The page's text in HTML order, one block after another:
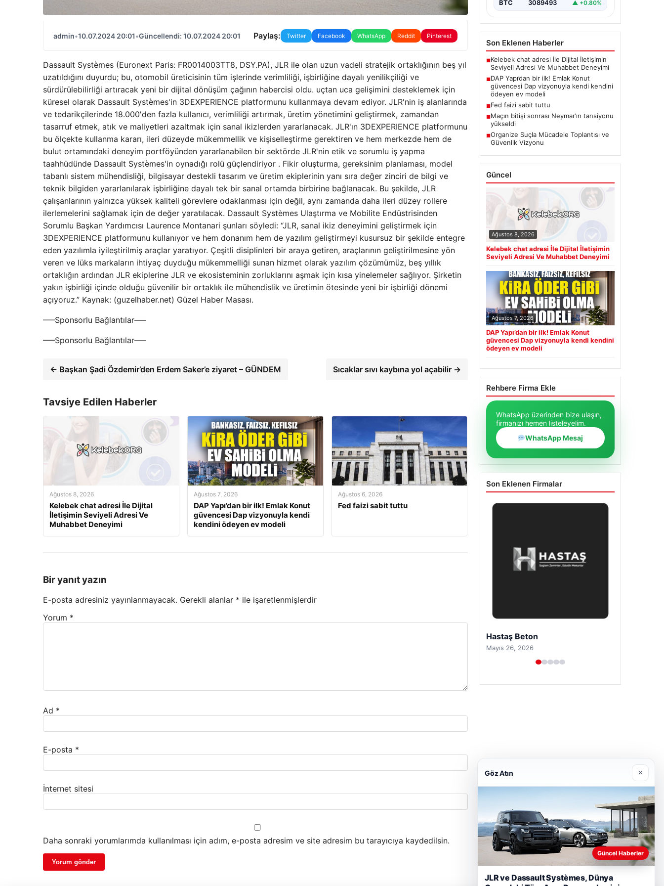
admin•10.07.2024 20:01•Güncellendi: 10.07.2024 20:01 Paylaş: Twitter Facebook WhatsApp Reddit Pinterest
Dassault Systèmes (Euronext Paris: FR0014003TT8, DSY.PA), JLR ile olan uzun vadeli stratejik ortaklığının beş yıl
uzatıldığını duyurdu; bu, otomobil üreticisinin tüm işlerinde verimliliği, işbirliğine dayalı yenilikçiliği ve
sürdürülebilirliği artıracak yeni bir dijital dönüşüm çağının habercisi oldu. uçtan uca gelişimini desteklemek için
küresel olarak Dassault Systèmes'in 3DEXPERIENCE platformunu kullanmaya devam ediyor. JLR'nin iş alanlarında
ve tedarikçilerinde 18.000'den fazla kullanıcı, verimliliği artırmak, üretim yönetimini geliştirmek, zamandan
tasarruf etmek, atık ve maliyetleri azaltmak için sanal ikizlerden yararlanacak. JLR'ın 3DEXPERIENCE platformunu
bu ölçekte kullanma kararı, ileri düzeyde mükemmellik ve kişiselleştirme gerektiren ve hem merkezde hem de
bulut ortamındaki deneyim portföyünden yararlanabilen bir sektörde JLR'nin etik ve sorumlu iş yapma
taahhüdünde Dassault Systèmes'in oynadığı rolü güçlendiriyor . Fikir oluşturma, gereksinim planlaması, model
tabanlı sistem mühendisliği, bilgisayar destekli tasarım ve üretim ekiplerinin yanı sıra değer zinciri de bilgi ve
teknik bilgiden yararlanılarak işbirliğine dayalı tek bir sanal ortamda birbirine bağlanacak. Bu şekilde, JLR
çalışanlarının yalnızca yüksek kaliteli görevlere odaklanması için değil, aynı zamanda daha ileri düzey rollere
ilerlemelerini sağlamak için de değer yaratılacak. Dassault Systèmes Ulaştırma ve Mobilite Endüstrisinden
Sorumlu Başkan Yardımcısı Laurence Montanari şunları söyledi: “JLR, sanal ikiz deneyimini geliştirmek için
3DEXPERIENCE platformunu kullanıyor ve hem donanım hem de yazılım geliştirmeyi kusursuz bir şekilde entegre
eden yazılımla iyileştirilmiş araçlar yaratıyor. Çeşitli disiplinleri bir araya getiren, araçlarının geliştirilmesine yön
veren ve lüks markaların ihtiyaç duyduğu mükemmelliği sunan hizmet olarak yazılım çözümümüz, beş yıllık
ortaklığın ardından JLR ekiplerine JLR ve ekosisteminin zorluklarını aşmak için kısa yinelemeler sağlıyor. Şirketin
yakın işbirliği içinde olduğu güvenilir bir ortaklık ile mühendislik ve üretimin ötesinde yeni bir işbirliği dönemi
açıyoruz.” Kaynak: (guzelhaber.net) Güzel Haber Masası.
—–Sponsorlu Bağlantılar—–
—–Sponsorlu Bağlantılar—–
← Başkan Şadi Özdemir’den Erdem Saker’e ziyaret – GÜNDEM Sıcaklar sıvı kaybına yol açabilir →
Tavsiye Edilen Haberler
Ağustos 8, 2026
Kelebek chat adresi İle Dijital
İletişimin Seviyeli Adresi Ve
Muhabbet Deneyimi
Ağustos 7, 2026
DAP Yapı’dan bir ilk! Emlak Konut
güvencesi Dap vizyonuyla kendi
kendini ödeyen ev modeli
Ağustos 6, 2026
Fed faizi sabit tuttu
Bir yanıt yazın
E-posta adresiniz yayınlanmayacak. Gerekli alanlar * ile işaretlenmişlerdir
Yorum *
Ad *
E-posta *
İnternet sitesi
Daha sonraki yorumlarımda kullanılması için adım, e-posta adresim ve site adresim bu tarayıcıya kaydedilsin.
BTC 3089493 ▲ +0.80%
Son Eklenen Haberler
■Kelebek chat adresi İle Dijital İletişimin
Seviyeli Adresi Ve Muhabbet Deneyimi
■DAP Yapı’dan bir ilk! Emlak Konut
güvencesi Dap vizyonuyla kendi kendini
ödeyen ev modeli
■Fed faizi sabit tuttu
■Maçın bitişi sonrası Neymar’ın tansiyonu
yükseldi
■Organize Suçla Mücadele Toplantısı ve
Güvenlik Vizyonu
Güncel
Ağustos 8, 2026
Kelebek chat adresi İle Dijital İletişimin
Seviyeli Adresi Ve Muhabbet Deneyimi
Ağustos 7, 2026
DAP Yapı’dan bir ilk! Emlak Konut
güvencesi Dap vizyonuyla kendi kendini
ödeyen ev modeli
Rehbere Firma Ekle
WhatsApp üzerinden bize ulaşın,
firmanızı hemen listeleyelim.
WhatsApp Mesaj
Son Eklenen Firmalar
Enes Kaplan Avukatlık Bürosu
Nisan 28, 2026
Göz Atın ×
Güncel Haberler
JLR ve Dassault Systèmes, Dünya